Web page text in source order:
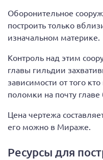
Оборонительное
построить только
изначальном материке.
Контроль над этим
главы гильдии
зависимости от того
поломки на почту
Цена чертежа
его можно в Мираже.
Ресурсы для